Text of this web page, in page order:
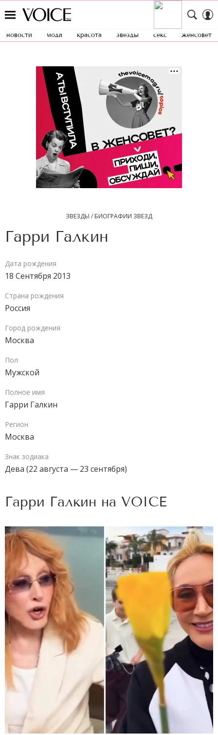
новости мода красота звезды секс женсовет
ЗВЕЗДЫ / БИОГРАФИИ ЗВЕЗД
Гарри Галкин
Дата рождения
18 Сентября 2013
Страна рождения
Россия
Город рождения
Москва
Пол
Мужской
Полное имя
Гарри Галкин
Регион
Москва
Знак зодиака
Дева (22 августа — 23 сентября)
Гарри Галкин на VOICE